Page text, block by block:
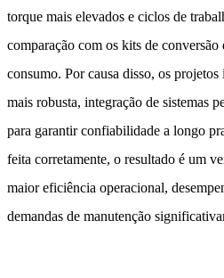
torque mais elevados e ciclos de
comparação com os kits de
consumo. Por causa disso, os
mais robusta, integração de sistemas
para garantir confiabilidade a longo
feita corretamente, o resultado é um
maior eficiência operacional,
demandas de manutenção